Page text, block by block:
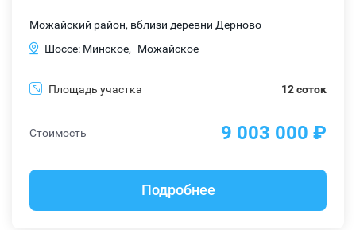
Можайский район, вблизи деревни Дерново
Шоссе: Минское,
Можайское
Площадь участка 12 соток
Стоимость 9 003 000 ₽
Подробнее